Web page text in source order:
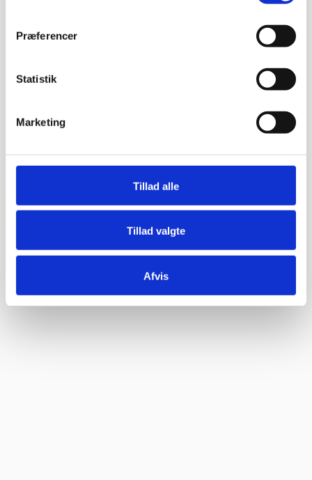
Præferencer
Statistik
Marketing
Tillad alle
Tillad valgte
Afvis